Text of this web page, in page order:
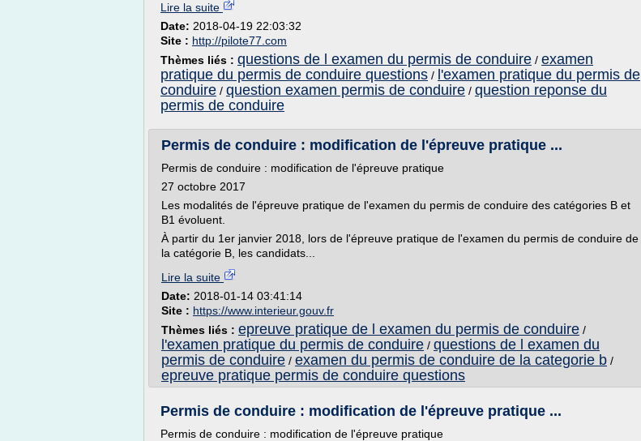
Lire la suite
Date: 2018-04-19 22:03:32
Site : http://pilote77.com
Thèmes liés : questions de l examen du permis de conduire / examen
pratique du permis de conduire questions / l'examen pratique du permis de
conduire / question examen permis de conduire / question reponse du
permis de conduire
Permis de conduire : modification de l'épreuve pratique ...
Permis de conduire : modification de l'épreuve pratique
27 octobre 2017
Les modalités de l'épreuve pratique de l'examen du permis de conduire des catégories B et
B1 évoluent.
À partir du 1er janvier 2018, lors de l'épreuve pratique de l'examen du permis de conduire de
la catégorie B, les candidats...
Lire la suite
Date: 2018-01-14 03:41:14
Site : https://www.interieur.gouv.fr
Thèmes liés : epreuve pratique de l examen du permis de conduire /
l'examen pratique du permis de conduire / questions de l examen du
permis de conduire / examen du permis de conduire de la categorie b /
epreuve pratique permis de conduire questions
Permis de conduire : modification de l'épreuve pratique ...
Permis de conduire : modification de l'épreuve pratique